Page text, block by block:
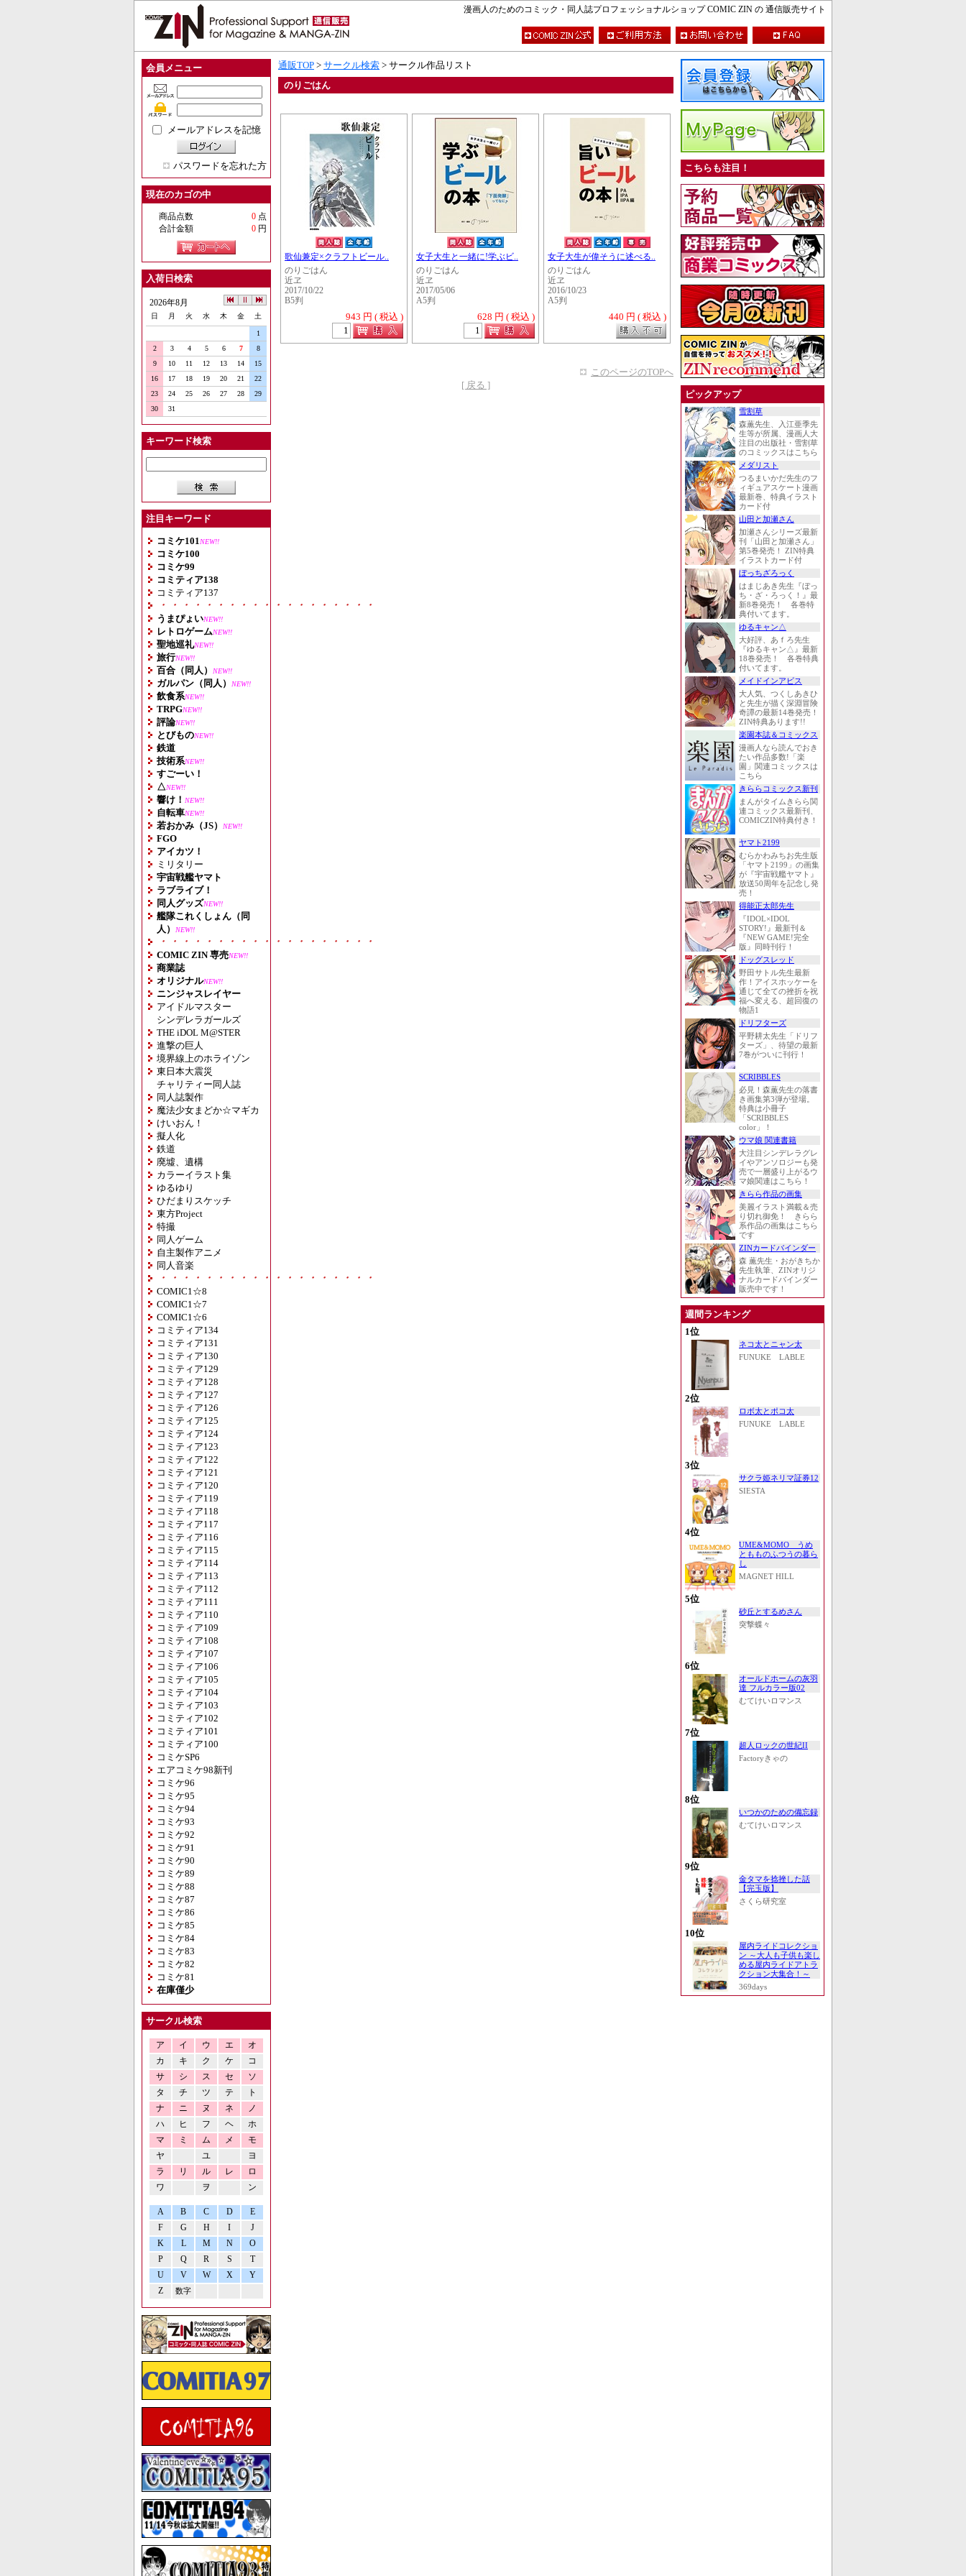
漫画人のためのコミック・同人誌プロフェッショナルショップ COMIC ZIN の 通信販売サイト
会員メニュー
メールアドレスを記憶
パスワードを忘れた方
現在のカゴの中
商品点数 0 点
合計金額
0 円
入荷日検索
2026年8月
日 月 火 水 木 金 土
1
2
3 4 5 6 7
8
9
10 11 12 13 14
15
16
17 18 19 20 21
22
23
24 25 26 27 28
29
30
31
キーワード検索
注目キーワード
コミケ101 NEW!!
コミケ100
コミケ99
コミティア138
コミティア137
・・・・・・・・・・・・・・・・・・・
うまぴょいNEW!!
レトロゲームNEW!!
聖地巡礼NEW!!
旅行NEW!!
百合（同人） NEW!!
ガルパン（同人） NEW!!
飲食系NEW!!
TRPGNEW!!
評論NEW!!
とびものNEW!!
鉄道
技術系NEW!!
すごーい！
△NEW!!
響け！ NEW!!
自転車NEW!!
若おかみ（JS） NEW!!
FGO
アイカツ！
ミリタリー
宇宙戦艦ヤマト
ラブライブ！
同人グッズNEW!!
艦隊これくしょん（同
人）
NEW!!
・・・・・・・・・・・・・・・・・・・
COMIC ZIN 専売NEW!!
商業誌
オリジナルNEW!!
ニンジャスレイヤー
アイドルマスター
シンデレラガールズ
THE iDOL M@STER
進撃の巨人
境界線上のホライゾン
東日本大震災
チャリティー同人誌
同人誌製作
魔法少女まどか☆マギカ
けいおん！
擬人化
鉄道
廃墟、遺構
カラーイラスト集
ゆるゆり
ひだまりスケッチ
東方Project
特撮
同人ゲーム
自主製作アニメ
同人音楽
・・・・・・・・・・・・・・・・・・・
COMIC1☆8
COMIC1☆7
COMIC1☆6
コミティア134
コミティア131
コミティア130
コミティア129
コミティア128
コミティア127
コミティア126
コミティア125
コミティア124
コミティア123
コミティア122
コミティア121
コミティア120
コミティア119
コミティア118
コミティア117
コミティア116
コミティア115
コミティア114
コミティア113
コミティア112
コミティア111
コミティア110
コミティア109
コミティア108
コミティア107
コミティア106
コミティア105
コミティア104
コミティア103
コミティア102
コミティア101
コミティア100
コミケSP6
エアコミケ98新刊
コミケ96
コミケ95
コミケ94
コミケ93
コミケ92
コミケ91
コミケ90
コミケ89
コミケ88
コミケ87
コミケ86
コミケ85
コミケ84
コミケ83
コミケ82
コミケ81
在庫僅少
サークル検索
ア イ ウ エ
オ
カ
キ ク ケ
コ
サ
シ ス セ
ソ
タ
チ ツ テ
ト
ナ
ニ ヌ ネ
ノ
ハ
ヒ フ ヘ
ホ
マ
ミ ム メ
モ
ヤ
ユ
ヨ
ラ
リ ル レ
ロ
ワ
ヲ ン
A B C D
E
F
G H I
J
K
L M N
O
P
Q R S
T
U
V W X
Y
Z
数字
通販TOP > サークル検索 > サークル作品リスト
のりごはん
歌仙兼定×クラフトビール..
のりごはん
近ヱ
2017/10/22
B5判
943 円 ( 税込 )
女子大生と一緒に!学ぶビ..
のりごはん
近ヱ
2017/05/06
A5判
628 円 ( 税込 )
女子大生が偉そうに述べる..
のりごはん
近ヱ
2016/10/23
A5判
440 円 ( 税込 )
このページのTOPへ
[ 戻る ]
こちらも注目！
ピックアップ
雪割草
森薫先生、入江亜季先
生等が所属、漫画人大
注目の出版社・雪割草
のコミックスはこちら
メダリスト
つるまいかだ先生のフ
ィギュアスケート漫画
最新巻、特典イラスト
カード付
山田と加瀬さん
加瀬さんシリーズ最新
刊「山田と加瀬さん」
第5巻発売！ ZIN特典
イラストカード付
ぼっちざろっく
はまじあき先生『ぼっ
ち・ざ・ろっく！』最
新8巻発売！ 各巻特
典付いてます。
ゆるキャン△
大好評、あｆろ先生
『ゆるキャン△』最新
18巻発売！ 各巻特典
付いてます。
メイドインアビス
大人気、つくしあきひ
と先生が描く深淵冒険
奇譚の最新14巻発売！
ZIN特典あります!!
楽園本誌＆コミックス
漫画人なら読んでおき
たい作品多数!「楽
園」関連コミックスは
こちら
きららコミックス新刊
まんがタイムきらら関
連コミックス最新刊、
COMICZIN特典付き！
ヤマト2199
むらかわみちお先生版
「ヤマト2199」の画集
が『宇宙戦艦ヤマト』
放送50周年を記念し発
売！
得能正太郎先生
『IDOL×IDOL
STORY!』最新刊＆
『NEW GAME!完全
版』同時刊行！
ドッグスレッド
野田サトル先生最新
作！アイスホッケーを
通じて全ての挫折を祝
福へ変える、超回復の
物語1
ドリフターズ
平野耕太先生「ドリフ
ターズ」、待望の最新
7巻がついに刊行！
SCRIBBLES
必見！森薫先生の落書
き画集第3弾が登場。
特典は小冊子
「SCRIBBLES
color」！
ウマ娘 関連書籍
大注目シンデレラグレ
イやアンソロジーも発
売で一層盛り上がるウ
マ娘関連はこちら！
きらら作品の画集
美麗イラスト満載＆売
り切れ御免！ きらら
系作品の画集はこちら
です
ZINカードバインダー
森 薫先生・おがきちか
先生執筆、ZINオリジ
ナルカードバインダー
販売中です！
週間ランキング
1位
ネコ太とニャン太
FUNUKE LABLE
2位
ロボ太とポコ太
FUNUKE LABLE
3位
サクラ姫ネリマ証券12
SIESTA
4位
UME&MOMO うめ
ともものふつうの暮ら
し
MAGNET HILL
5位
砂丘とするめさん
突撃蝶々
6位
オールドホームの灰羽
達 フルカラー版02
むてけいロマンス
7位
超人ロックの世紀II
Factoryきゃの
8位
いつかのための備忘録
むてけいロマンス
9位
金タマを捻挫した話
【完玉版】
さくら研究室
10位
屋内ライドコレクショ
ン ～大人も子供も楽し
める屋内ライドアトラ
クション大集合！～
369days